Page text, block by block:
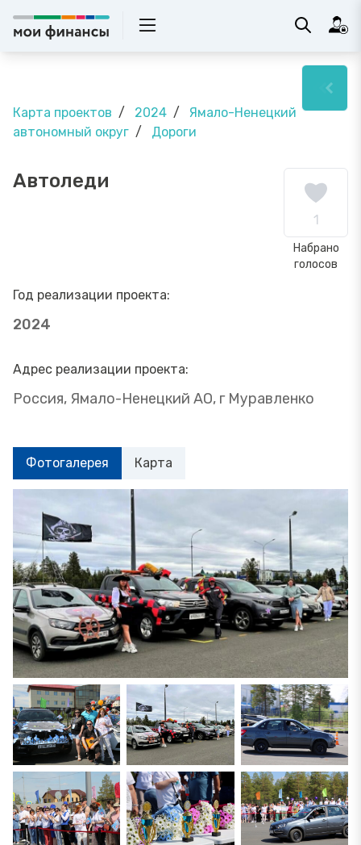
Карта проектов 2024
Ямало-Ненецкий
автономный округ
Дороги
Автоледи
1
Набрано
голосов
Год реализации проекта:
2024
Адрес реализации проекта:
Россия, Ямало-Ненецкий АО, г Муравленко
Фотогалерея Карта